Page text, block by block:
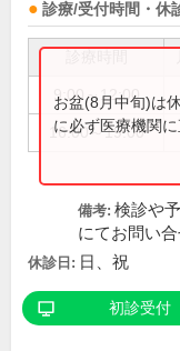
診療/受付時間・休
9:00～12:00
16:00～19:00
お盆(8月中旬)は
に必ず医療機関に
備考: 検診や
にてお問い合
休診日: 日、祝
初診受付